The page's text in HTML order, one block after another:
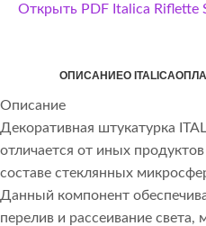
Открыть PDF Italica Riflette
ОПИСАНИЕО ITALICA
Описание
Декоративная штукатурка
отличается от иных
составе стеклянных
Данный компонент
перелив и рассеивание